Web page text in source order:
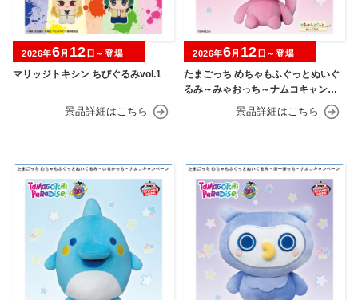
マリッジトキシン ちびぐるみvol.1
2026年6月 12 日～登場
たまごっち めちゃもふぐっとぬいぐ
るみ～みゃおっち～ナムコキャンペ
2026年6月 12 日～登場